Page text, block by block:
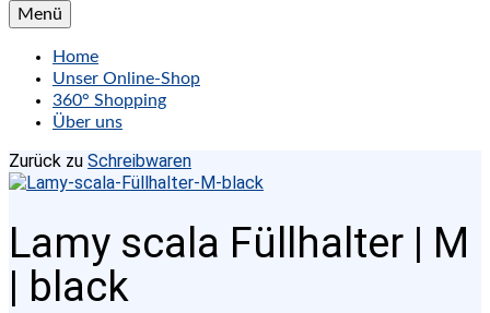
Menü
Home
Unser Online-Shop
360° Shopping
Über uns
Zurück zu Schreibwaren
Lamy scala Füllhalter | M
| black